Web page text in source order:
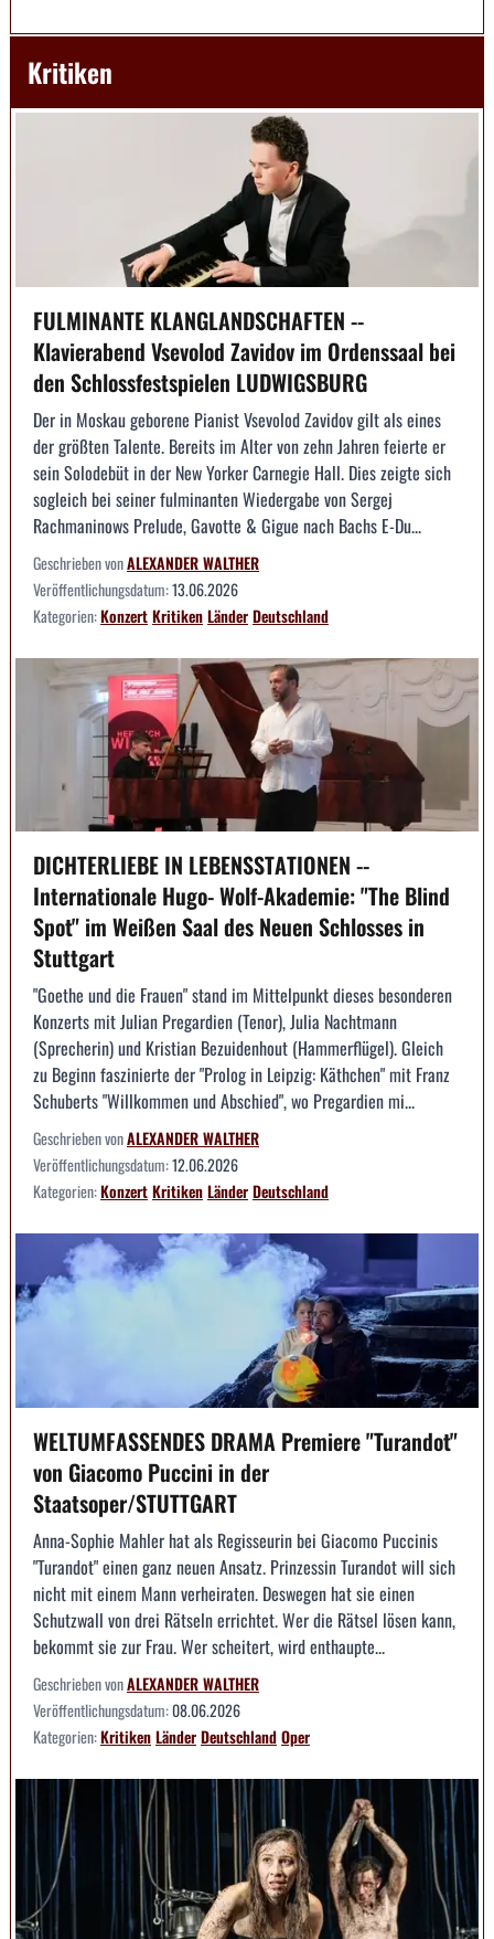
Kritiken
FULMINANTE KLANGLANDSCHAFTEN --
Klavierabend Vsevolod Zavidov im Ordenssaal bei
den Schlossfestspielen LUDWIGSBURG
Der in Moskau geborene Pianist Vsevolod Zavidov gilt als eines
der größten Talente. Bereits im Alter von zehn Jahren feierte er
sein Solodebüt in der New Yorker Carnegie Hall. Dies zeigte sich
sogleich bei seiner fulminanten Wiedergabe von Sergej
Rachmaninows Prelude, Gavotte & Gigue nach Bachs E-Du...
Geschrieben vonALEXANDER WALTHER
Veröffentlichungsdatum:13.06.2026
Kategorien:KonzertKritikenLänderDeutschland
DICHTERLIEBE IN LEBENSSTATIONEN --
Internationale Hugo- Wolf-Akademie: "The Blind
Spot" im Weißen Saal des Neuen Schlosses in
Stuttgart
"Goethe und die Frauen" stand im Mittelpunkt dieses besonderen
Konzerts mit Julian Pregardien (Tenor), Julia Nachtmann
(Sprecherin) und Kristian Bezuidenhout (Hammerflügel). Gleich
zu Beginn faszinierte der "Prolog in Leipzig: Käthchen" mit Franz
Schuberts "Willkommen und Abschied", wo Pregardien mi...
Geschrieben vonALEXANDER WALTHER
Veröffentlichungsdatum:12.06.2026
Kategorien:KonzertKritikenLänderDeutschland
WELTUMFASSENDES DRAMA Premiere "Turandot"
von Giacomo Puccini in der
Staatsoper/STUTTGART
Anna-Sophie Mahler hat als Regisseurin bei Giacomo Puccinis
"Turandot" einen ganz neuen Ansatz. Prinzessin Turandot will sich
nicht mit einem Mann verheiraten. Deswegen hat sie einen
Schutzwall von drei Rätseln errichtet. Wer die Rätsel lösen kann,
bekommt sie zur Frau. Wer scheitert, wird enthaupte...
Geschrieben vonALEXANDER WALTHER
Veröffentlichungsdatum:08.06.2026
Kategorien:KritikenLänderDeutschlandOper